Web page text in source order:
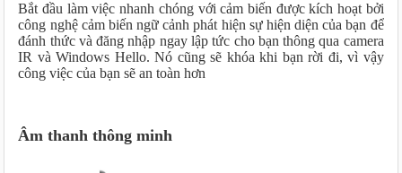
Bắt đầu làm việc nhanh chóng với cảm biến được kích hoạt bởi
công nghệ cảm biến ngữ cảnh phát hiện sự hiện diện của bạn để
đánh thức và đăng nhập ngay lập tức cho bạn thông qua camera
IR và Windows Hello. Nó cũng sẽ khóa khi bạn rời đi, vì vậy
công việc của bạn sẽ an toàn hơn
Âm thanh thông minh